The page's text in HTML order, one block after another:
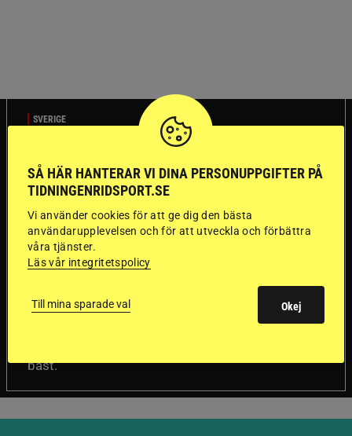
SVERIGE
Dyraste
ridhjälmarna blev
sämst i test
Försäkringsbolaget
Folksam har testat 15 ridhjälmar i olika
prisklasser för att se vilken som är den säkraste.
bäst.
SÅ HÄR HANTERAR VI DINA PERSONUPPGIFTER PÅ
TIDNINGENRIDSPORT.SE
Vi använder cookies för att ge dig den bästa
användarupplevelsen och för att utveckla och förbättra
våra tjänster.
Läs vår integritetspolicy
Till mina sparade val Okej